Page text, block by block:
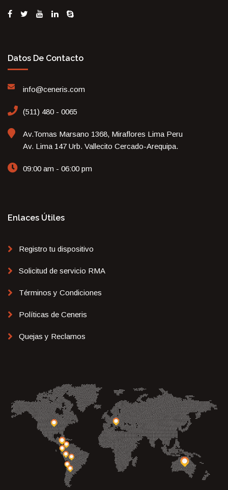
Datos De Contacto
info@ceneris.com
(511) 480 - 0065
Av.Tomas Marsano 1368, Miraflores Lima Peru
Av. Lima 147 Urb. Vallecito Cercado-Arequipa.
09:00 am - 06:00 pm
Enlaces Útiles
Registro tu dispositivo
Solicitud de servicio RMA
Términos y Condiciones
Políticas de Ceneris
Quejas y Reclamos